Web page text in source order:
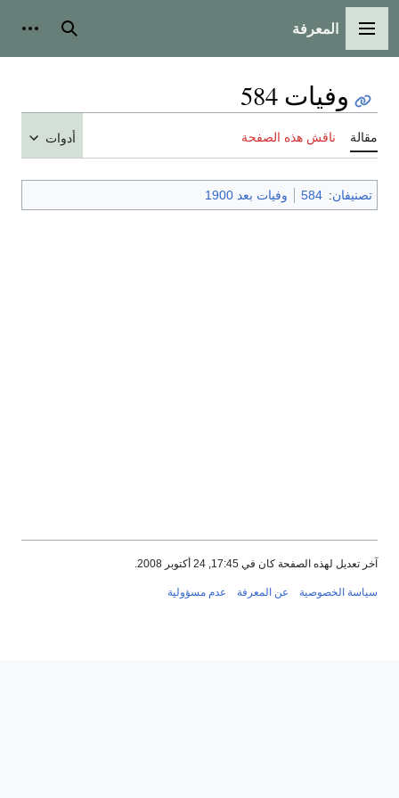
القائمة الرئيسية
المعرفة بحث
وفيات 584
مقالة ناقش هذه الصفحة أدوات
تصنيفان:
584 وفيات بعد 1900
آخر تعديل لهذه الصفحة كان في 17:45, 24 أكتوبر 2008.
سياسة الخصوصية عن المعرفة عدم مسؤولية